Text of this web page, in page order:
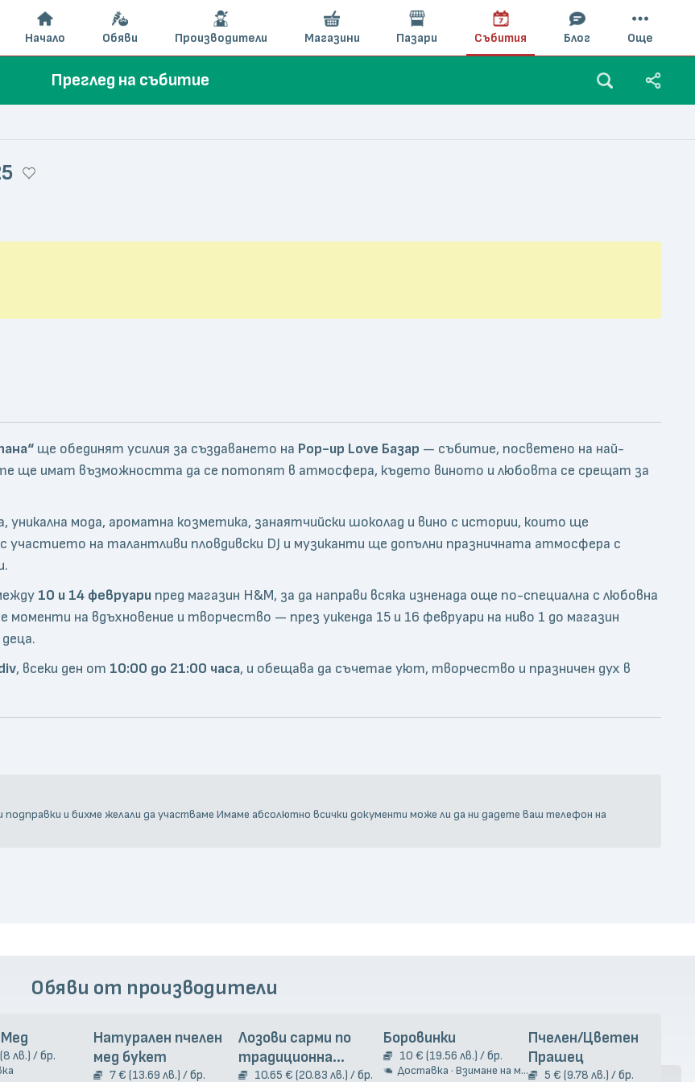
Преглед на събитие
ще обединят усилия за създаването на Pop-up Love Базар — събитие, посветено на най-
ще имат възможността да се потопят в атмосфера, където виното и любовта се срещат за
мода, ароматна козметика, занаятчийски шоколад и вино с истории, които ще
участието на талантливи пловдивски DJ и музиканти ще допълни празничната атмосфера с
10 и 14 февруари пред магазин H&M, за да направи всяка изненада още по-специална с любовна
на вдъхновение и творчество — през уикенда 15 и 16 февруари на ниво 1 до магазин
, всеки ден от 10:00 до 21:00 часа, и обещава да съчетае уют, творчество и празничен дух в
и бихме желали да участваме Имаме абсолютно всички документи може ли да ни дадете ваш телефон на
Обяви от производители
лв.) / бр.
Натурален пчелен
мед букет
7 € (13.69 лв.) / бр.
Лозови сарми по
традиционна
гръцка рецепта 2кг.
10.65 € (20.83 лв.) / бр.
Боровинки
10 € (19.56 лв.) / бр.
Доставка · Взимане на място
Пчелен/Цветен
Прашец
5 € (9.78 лв.) / бр.
Начало Обяви Производители Магазини Пазари Събития Блог Още